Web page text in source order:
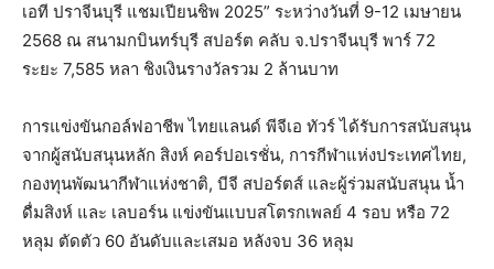
เอที ปราจีนบุรี แชมเปียนชิพ 2025” ระหว่างวันที่ 9-12 เมษายน
2568 ณ สนามกบินทร์บุรี สปอร์ต คลับ จ.ปราจีนบุรี พาร์ 72
ระยะ 7,585 หลา ชิงเงินรางวัลรวม 2 ล้านบาท
การแข่งขันกอล์ฟอาชีพ ไทยแลนด์ พีจีเอ ทัวร์ ได้รับการสนับสนุน
จากผู้สนับสนุนหลัก สิงห์ คอร์ปอเรชั่น, การกีฬาแห่งประเทศไทย,
กองทุนพัฒนากีฬาแห่งชาติ, บีจี สปอร์ตส์ และผู้ร่วมสนับสนุน น้ำ
ดื่มสิงห์ และ เลบอร์น แข่งขันแบบสโตรกเพลย์ 4 รอบ หรือ 72
หลุม ตัดตัว 60 อันดับและเสมอ หลังจบ 36 หลุม